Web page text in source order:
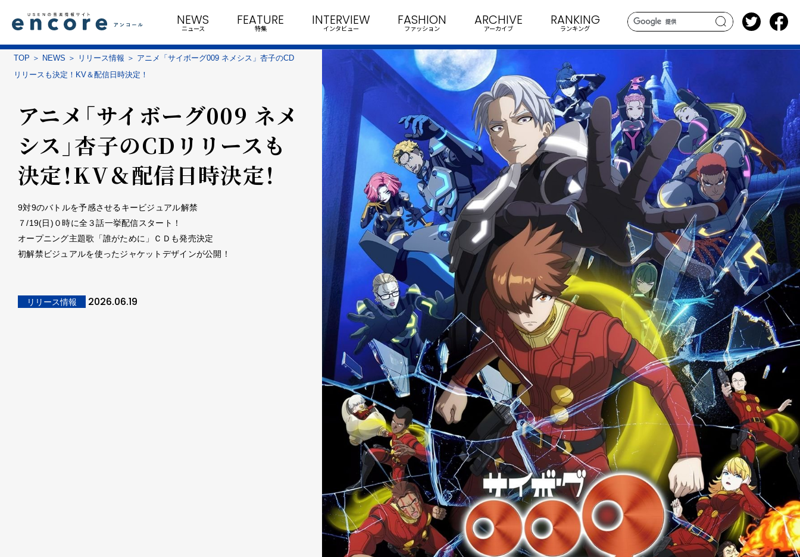
search
NEWS
ニュース
FEATURE
特集
INTERVIEW
インタビュー
FASHION
ファッション
ARCHIVE
アーカイブ
RANKING
ランキング
TOP NEWS リリース情報
アニメ「サイボーグ009 ネメシス」杏子のCD
リリースも決定！KV＆配信日時決定！
アニメ「サイボーグ009 ネメ
シス」杏子のCDリリースも
決定！KV＆配信日時決定！
9対9のバトルを予感させるキービジュアル解禁
７/19(日)０時に全３話一挙配信スタート！
オープニング主題歌「誰がために」ＣＤも発売決定
初解禁ビジュアルを使ったジャケットデザインが公開！
リリース情報 2026.06.19